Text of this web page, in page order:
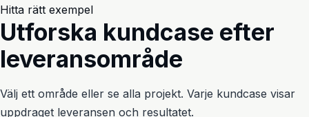
Hitta rätt exempel
Utforska kundcase efter
leveransområde
Välj ett område eller se alla projekt. Varje kundcase visar
uppdraget leveransen och resultatet.